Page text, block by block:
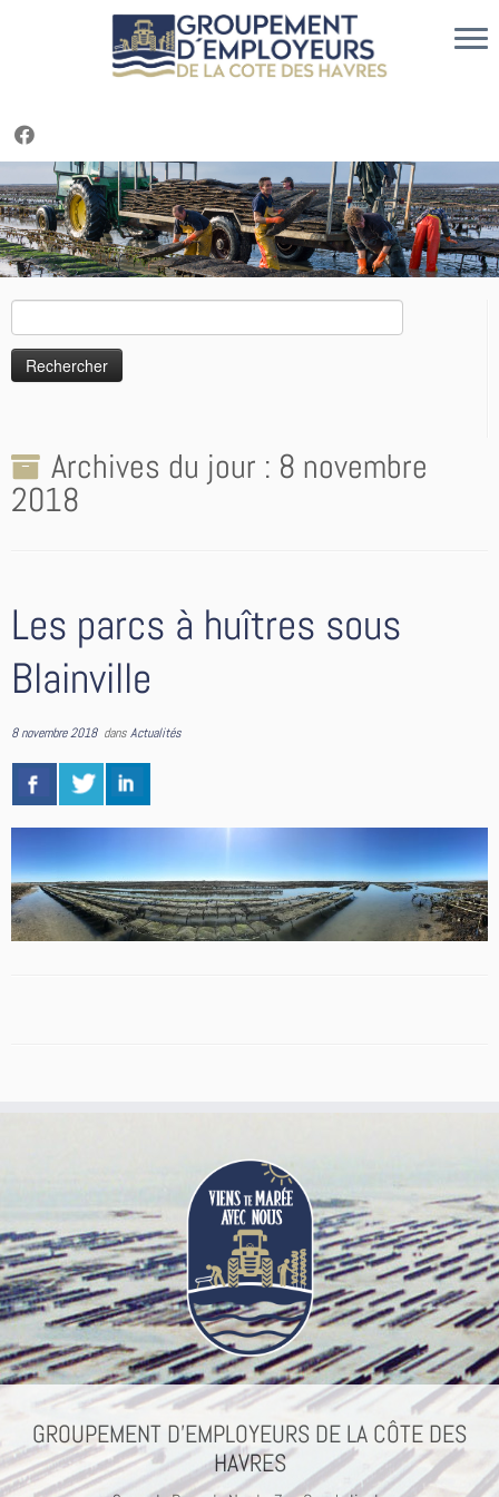
au
contenu
Archives du jour : 8 novembre
2018
Les parcs à huîtres sous
Blainville
8 novembre 2018dansActualités
GROUPEMENT D’EMPLOYEURS DE LA CÔTE DES
HAVRES
Cookies management panel